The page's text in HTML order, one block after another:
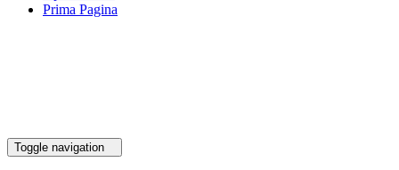
Prima Pagina
Toggle navigation